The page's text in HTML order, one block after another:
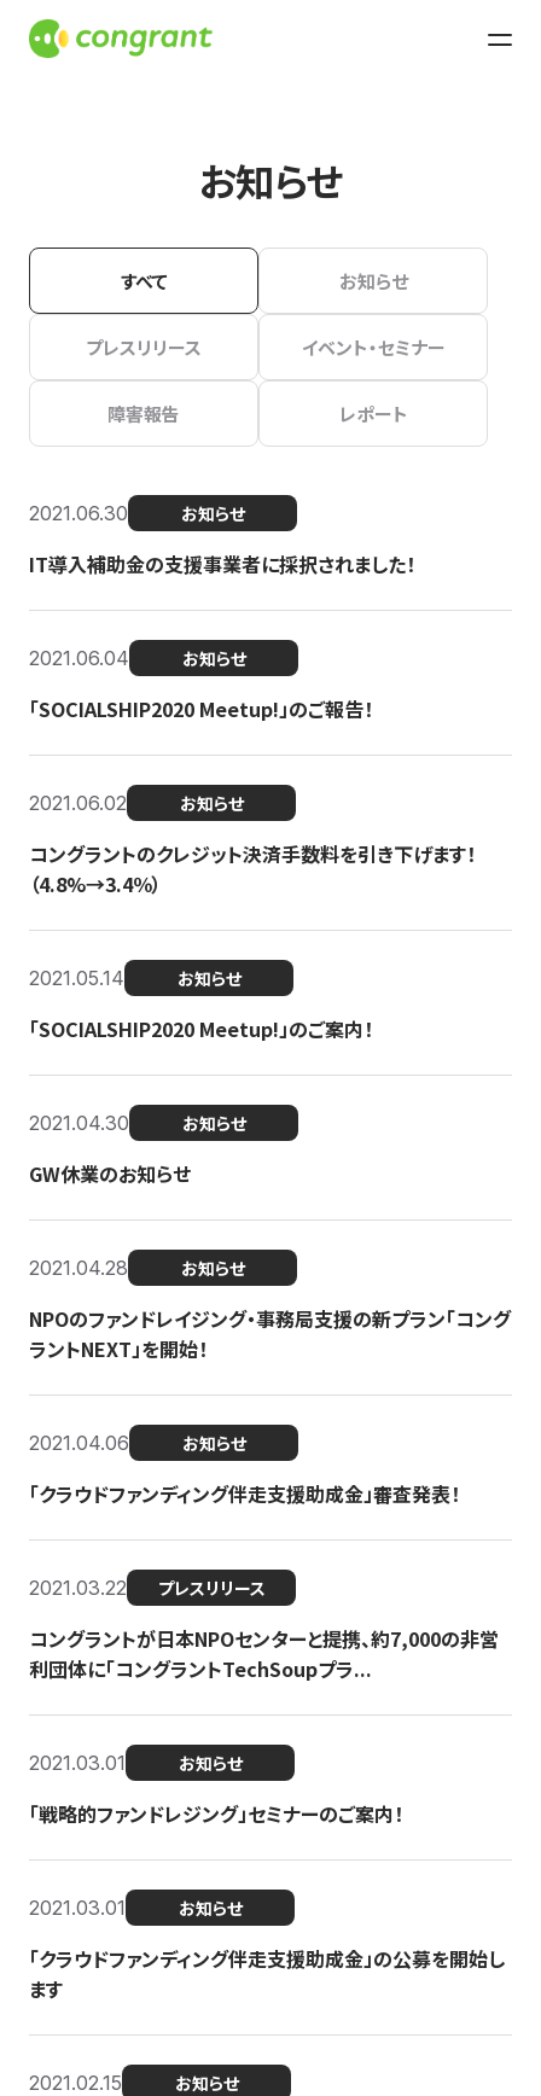
お知らせ
すべて お知らせ
プレスリリース イベント・セミナー
障害報告 レポート
2021.06.30 お知らせ
IT導入補助金の支援事業者に採択されました！
2021.06.04 お知らせ
「SOCIALSHIP2020 Meetup!」のご報告！
2021.06.02 お知らせ
コングラントのクレジット決済手数料を引き下げます！
（4.8%→3.4％）
2021.05.14 お知らせ
「SOCIALSHIP2020 Meetup!」のご案内！
2021.04.30 お知らせ
GW休業のお知らせ
2021.04.28 お知らせ
NPOのファンドレイジング・事務局支援の新プラン「コング
ラントNEXT」を開始！
2021.04.06 お知らせ
「クラウドファンディング伴走支援助成金」審査発表！
2021.03.22 プレスリリース
コングラントが日本NPOセンターと提携、約7,000の非営
利団体に「コングラントTechSoupプラ...
2021.03.01 お知らせ
「戦略的ファンドレジング」セミナーのご案内！
2021.03.01 お知らせ
「クラウドファンディング伴走支援助成金」の公募を開始し
ます
2021.02.15 お知らせ